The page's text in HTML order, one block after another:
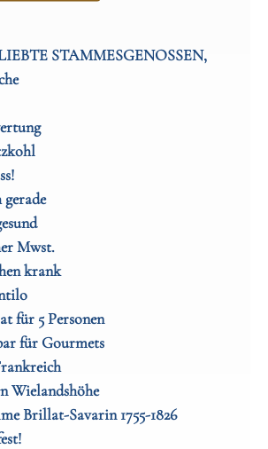
STAMMESGENOSSEN,
Mwst.
krank
für 5 Personen
für Gourmets
Wielandshöhe
Brillat-Savarin 1755-1826